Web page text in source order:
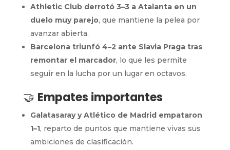
Athletic Club derrotó 3–3 a Atalanta en un
duelo muy parejo, que mantiene la pelea por
avanzar abierta.
Barcelona triunfó 4–2 ante Slavia Praga tras
remontar el marcador, lo que les permite
seguir en la lucha por un lugar en octavos.
🤝 Empates importantes
Galatasaray y Atlético de Madrid empataron
1–1, reparto de puntos que mantiene vivas sus
ambiciones de clasificación.